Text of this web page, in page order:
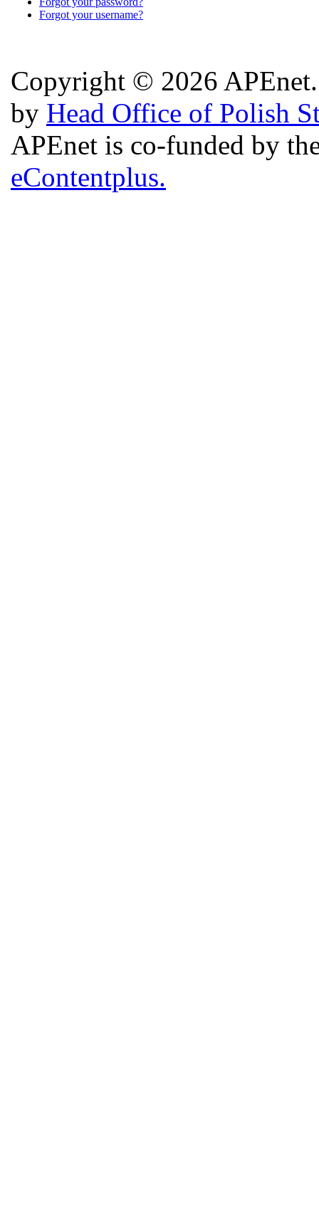
Forgot your username?
Copyright © 2026
by Head Office of Polish
APEnet is co-funded by
eContentplus.